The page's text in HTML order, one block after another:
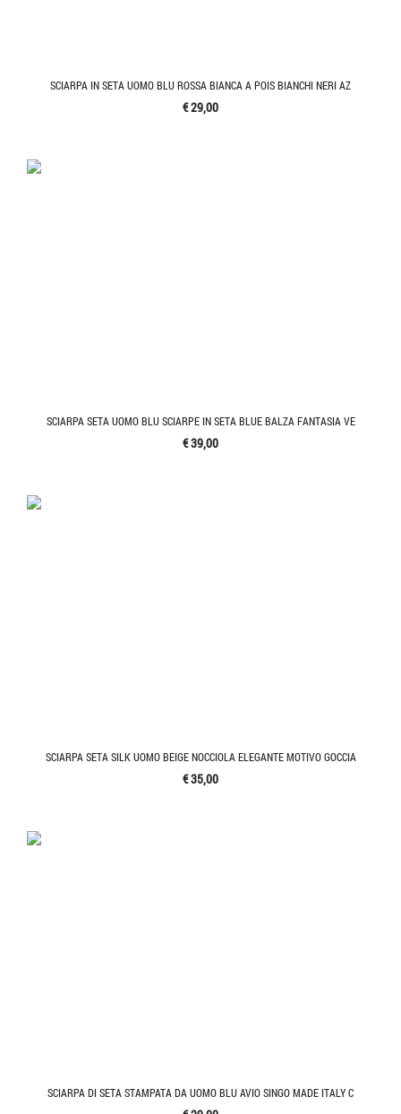
SCIARPA IN SETA UOMO BLU ROSSA BIANCA A POIS BIANCHI NERI AZ
€ 29,00
SCIARPA SETA UOMO BLU SCIARPE IN SETA BLUE BALZA FANTASIA VE
€ 39,00
SCIARPA SETA SILK UOMO BEIGE NOCCIOLA ELEGANTE MOTIVO GOCCIA
€ 35,00
SCIARPA DI SETA STAMPATA DA UOMO BLU AVIO SINGO MADE ITALY C